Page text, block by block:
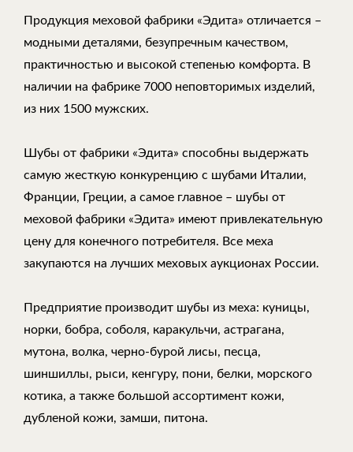
Продукция меховой фабрики «Эдита» отличается –
модными деталями, безупречным качеством,
практичностью и высокой степенью комфорта. В
наличии на фабрике 7000 неповторимых изделий,
из них 1500 мужских.
Шубы от фабрики «Эдита» способны выдержать
самую жесткую конкуренцию с шубами Италии,
Франции, Греции, а самое главное – шубы от
меховой фабрики «Эдита» имеют привлекательную
цену для конечного потребителя. Все меха
закупаются на лучших меховых аукционах России.
Предприятие производит шубы из меха: куницы,
норки, бобра, соболя, каракульчи, астрагана,
мутона, волка, черно-бурой лисы, песца,
шиншиллы, рыси, кенгуру, пони, белки, морского
котика, а также большой ассортимент кожи,
дубленой кожи, замши, питона.